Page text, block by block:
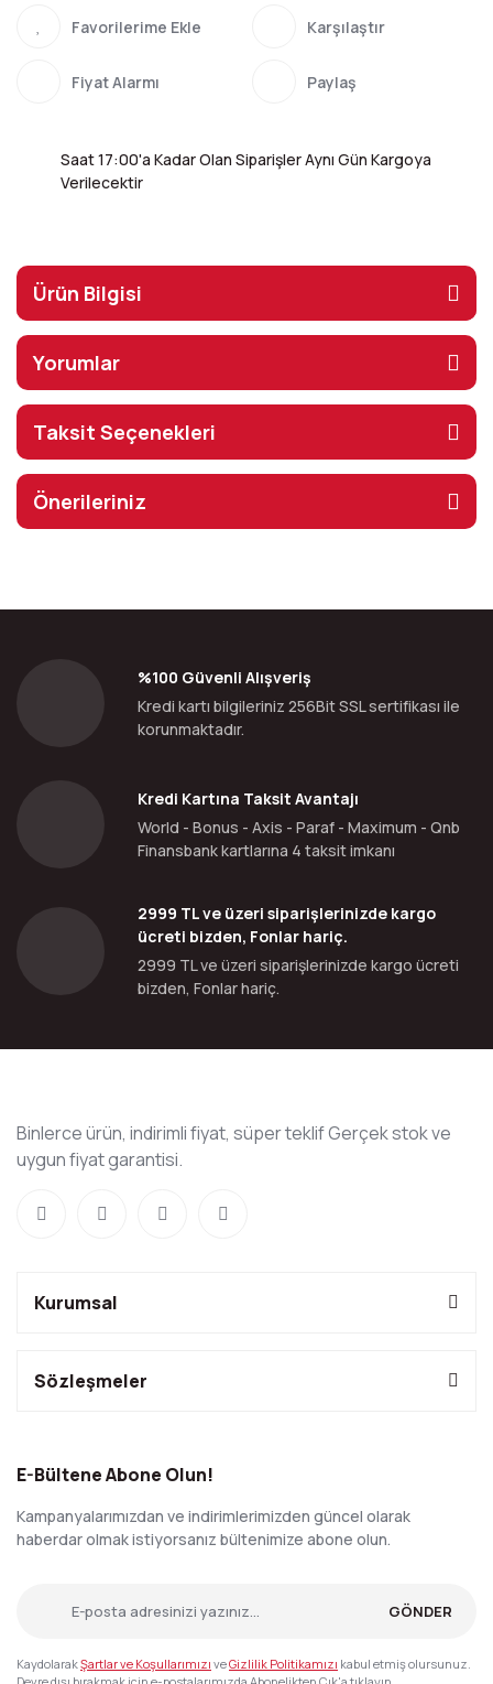
Karşılaştır
Fiyat Alarmı Paylaş
Saat 17:00'a Kadar Olan Siparişler Aynı Gün Kargoya
Verilecektir
Ürün Bilgisi
Yorumlar
Taksit Seçenekleri
Önerileriniz
%100 Güvenli Alışveriş
Kredi kartı bilgileriniz 256Bit SSL sertifikası ile
korunmaktadır.
Kredi Kartına Taksit Avantajı
World - Bonus - Axis - Paraf - Maximum - Qnb
Finansbank kartlarına 4 taksit imkanı
2999 TL ve üzeri siparişlerinizde kargo
ücreti bizden, Fonlar hariç.
2999 TL ve üzeri siparişlerinizde kargo ücreti
bizden, Fonlar hariç.
Binlerce ürün, indirimli fiyat, süper teklif Gerçek stok ve
uygun fiyat garantisi.
Kurumsal
Sözleşmeler
E-Bültene Abone Olun!
Kampanyalarımızdan ve indirimlerimizden güncel olarak
haberdar olmak istiyorsanız bültenimize abone olun.
GÖNDER
KaydolarakŞartlar ve Koşullarımızı veGizlilik Politikamızı kabul etmiş olursunuz.